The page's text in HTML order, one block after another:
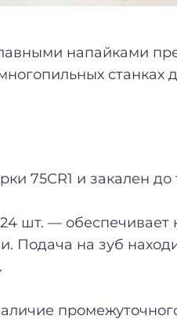
напайками
станках
75СR1 и закален до
шт. —
Подача на зуб